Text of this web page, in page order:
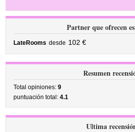
Partner que ofrecen
LateRooms desde 102 €
Resumen
Total opiniones:9
puntuación total:4.1
Ultima